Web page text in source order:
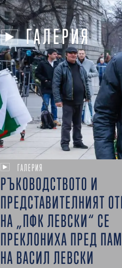
ГАЛЕРИЯ
ГАЛЕРИЯ
РЪКОВОДСТВОТО И
ПРЕДСТАВИТЕЛНИЯТ
НА „ПФК ЛЕВСКИ“ СЕ
ПРЕКЛОНИХА ПРЕД
НА ВАСИЛ ЛЕВСКИ